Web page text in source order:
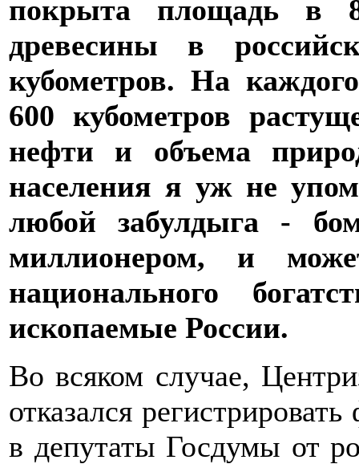
покрыта площадь в
древесины в
кубометров. На
600 кубометров
нефти и объема
населения я уж не
любой забулдыга -
миллионером, и
национального
ископаемые России.
Во всяком случае,
отказался
в депутаты Госдумы от